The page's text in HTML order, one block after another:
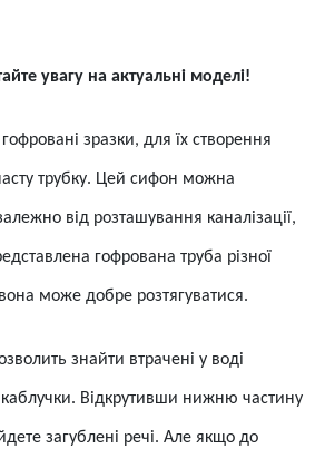
увагу на актуальні моделі!
зразки, для їх створення
трубку. Цей сифон можна
від розташування каналізації,
гофрована труба різної
може добре розтягуватися.
знайти втрачені у воді
Відкрутивши нижню частину
загублені речі. Але якщо до